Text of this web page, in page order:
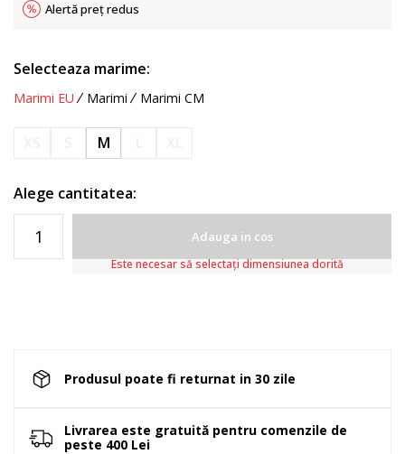
Alertă preț redus
Selecteaza marime:
Marimi EU Marimi Marimi CM
M
Alege cantitatea:
Adauga in cos
Este necesar să selectați dimensiunea dorită
Produsul poate fi returnat in 30 zile
Livrarea este gratuită pentru comenzile de
peste 400 Lei